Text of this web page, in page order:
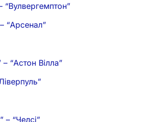
“Вулвергемптон”
“Арсенал”
“Астон Вілла”
– “Челсі”